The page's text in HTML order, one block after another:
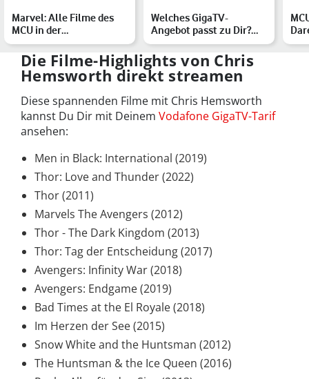
Marvel: Alle Filme des
MCU in der
chronologischen
Reihenfolge
Welches GigaTV-
Angebot passt zu Dir?
Vodafones
Entertainment-Pake…
Die Filme-Highlights von Chris
Hemsworth direkt streamen
Diese spannenden Filme mit Chris Hemsworth
kannst Du Dir mit Deinem Vodafone GigaTV-Tarif
ansehen:
Men in Black: International (2019)
Thor: Love and Thunder (2022)
Thor (2011)
Marvels The Avengers (2012)
Thor - The Dark Kingdom (2013)
Thor: Tag der Entscheidung (2017)
Avengers: Infinity War (2018)
Avengers: Endgame (2019)
Bad Times at the El Royale (2018)
Im Herzen der See (2015)
Snow White and the Huntsman (2012)
The Huntsman & the Ice Queen (2016)